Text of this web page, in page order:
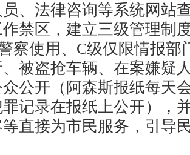
、法律咨询等系统网站
禁区，建立三级管理制
察使用、C级仅限情报部
被盗抢车辆、在案嫌疑
公开（阿森斯报纸每天
记录在报纸上公开），
直接为市民服务，引导